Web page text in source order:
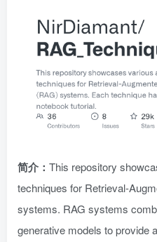
简介： This repository
techniques for Retrieval-
systems. RAG systems
generative models to provide